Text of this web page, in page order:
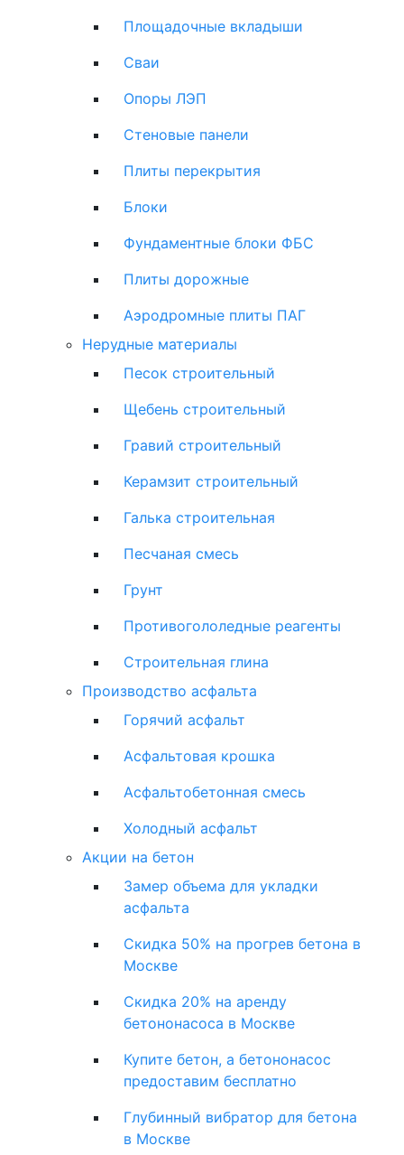
Площадочные вкладыши
Сваи
Опоры ЛЭП
Стеновые панели
Плиты перекрытия
Блоки
Фундаментные блоки ФБС
Плиты дорожные
Аэродромные плиты ПАГ
Нерудные материалы
Песок строительный
Щебень строительный
Гравий строительный
Керамзит строительный
Галька строительная
Песчаная смесь
Грунт
Противогололедные реагенты
Строительная глина
Производство асфальта
Горячий асфальт
Асфальтовая крошка
Асфальтобетонная смесь
Холодный асфальт
Акции на бетон
Замер объема для укладки
асфальта
Скидка 50% на прогрев бетона в
Москве
Скидка 20% на аренду
бетононасоса в Москве
Купите бетон, а бетононасос
предоставим бесплатно
Глубинный вибратор для бетона
в Москве